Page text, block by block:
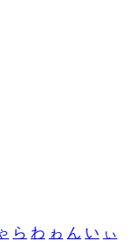
ら わ ゎ ん い ぃ